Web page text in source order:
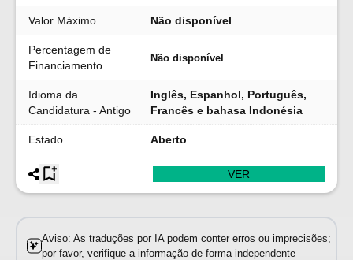
Valor Máximo Não disponível
Percentagem de
Financiamento
Não disponível
Idioma da
Candidatura - Antigo
Inglês, Espanhol, Português,
Francês e bahasa Indonésia
Estado Aberto
VER
Aviso: As traduções por IA podem conter erros ou imprecisões;
por favor, verifique a informação de forma independente